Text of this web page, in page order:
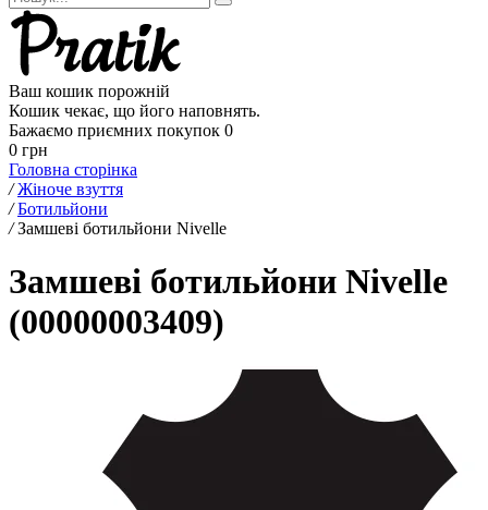
Ваш кошик порожній
Кошик чекає, що його наповнять.
Бажаємо приємних покупок 0
0 грн
Головна сторінка
/ Жіноче взуття
/ Ботильйони
/ Замшеві ботильйони Nivelle
Замшеві ботильйони Nivelle
(00000003409)